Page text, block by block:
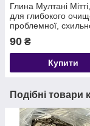
Глина Мултані
для глибокого
проблемної,
вугрової висипки,
шкіри. Індія
90 ₴
Купити
Подібні товари